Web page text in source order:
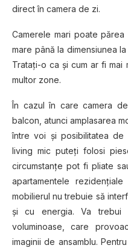
direct în camera de zi.
Camerele mari poate părea
mare până la dimensiunea
Trataţi-o ca și cum ar fi mai
multor zone.
În cazul în care camera
balcon, atunci amplasarea
între voi și posibilitatea de
living mic puteţi folosi
circumstanțe pot fi pliate
apartamentele
mobilierul nu trebuie să
şi cu energia. Va trebui
voluminoase, care
imaginii de ansamblu.